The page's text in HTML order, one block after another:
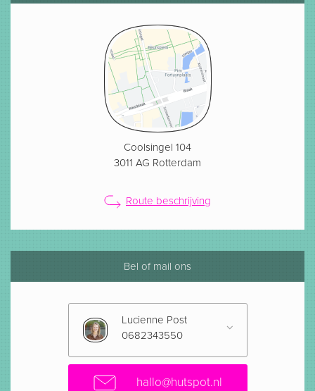
Coolsingel 104
3011 AG Rotterdam
Route beschrijving
Bel of mail ons
Lucienne Post
0682343550
hallo@hutspot.nl